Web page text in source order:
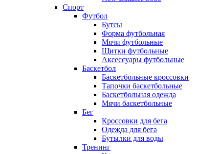
Спорт
Футбол
Бутсы
Форма футбольная
Мячи футбольные
Щитки футбольные
Аксессуары футбольные
Баскетбол
Баскетбольные кроссовки
Тапочки баскетбольные
Баскетбольная одежда
Мячи баскетбольные
Бег
Кроссовки для бега
Одежда для бега
Бутылки для воды
Тренинг